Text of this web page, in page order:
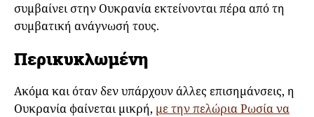
συμβαίνει στην Ουκρανία εκτείνονται πέρα από τη
συμβατική ανάγνωσή τους.
Περικυκλωμένη
Ακόμα και όταν δεν υπάρχουν άλλες επισημάνσεις, η
Ουκρανία φαίνεται μικρή, με την πελώρια Ρωσία να